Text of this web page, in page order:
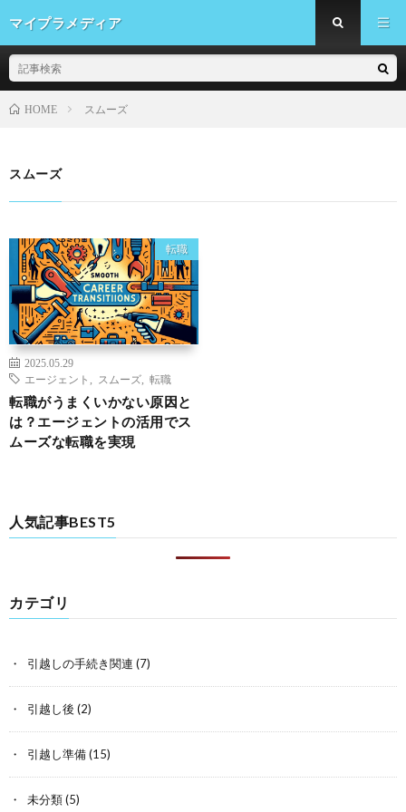
マイプラメディア
HOME スムーズ
スムーズ
転職
2025.05.29
エージェント
スムーズ 転職
転職がうまくいかない原因と
は？エージェントの活用でス
ムーズな転職を実現
人気記事BEST5
カテゴリ
引越しの手続き関連 (7)
引越し後 (2)
引越し準備(15)
未分類(5)